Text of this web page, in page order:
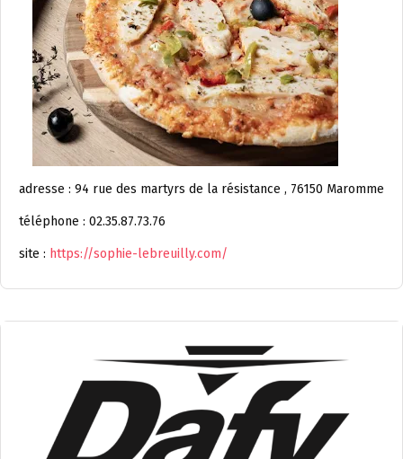
adresse : 94 rue des martyrs de la résistance , 76150 Maromme
téléphone : 02.35.87.73.76
site : https://sophie-lebreuilly.com/